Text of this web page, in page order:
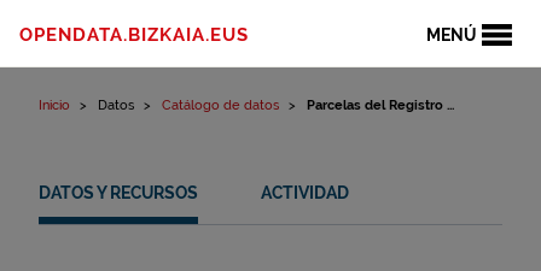
MENÚ
OPENDATA.BIZKAIA.EUS
Inicio Datos Catálogo de datos Parcelas del Registro ...
DATOS Y RECURSOS ACTIVIDAD